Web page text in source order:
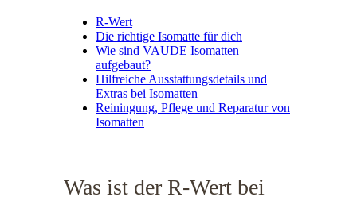
R-Wert
Die richtige Isomatte für dich
Wie sind VAUDE Isomatten
aufgebaut?
Hilfreiche Ausstattungsdetails und
Extras bei Isomatten
Reiningung, Pflege und Reparatur von
Isomatten
Was ist der R-Wert bei